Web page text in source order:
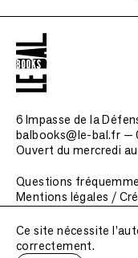
6 Impasse de la
balbooks@le-bal.fr —
Ouvert du mercredi
Questions
Mentions légales /
Soumettre une
Ce site nécessite
correctement.